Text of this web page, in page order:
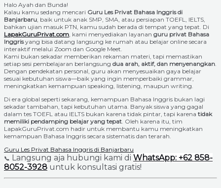
Halo Ayah dan Bunda!
Kalau kamu sedang mencari Guru Les Privat Bahasa Inggris di
Banjarbaru , baik untuk anak SMP, SMA, atau persiapan TOEFL, IELTS,
bahkan ujian masuk PTN, kamu sudah berada di tempat yang tepat. Di
LapakGuruPrivat.com , kami menyediakan layanan guru privat Bahasa
Inggrisyang bisa datang langsung ke rumah atau belajar online secara
interaktif melalui Zoom dan Google Meet.
Kami bukan sekadar memberikan rekaman materi, tapi memastikan
setiap sesi pembelajaran berlangsung dua arah, aktif, dan menyenangkan
Dengan pendekatan personal, guru akan menyesuaikan gaya belajar
sesuai kebutuhan siswa—baik yang ingin memperbaiki grammar,
meningkatkan kemampuan speaking, listening, maupun writing.
Di era global seperti sekarang, kemampuan Bahasa Inggris bukan lagi
sekadar tambahan, tapi kebutuhan utama. Banyak siswa yang gagal
dalam tes TOEFL atau IELTS bukan karena tidak pintar, tapi karena tidak
memiliki pendamping belajar yang tepat . Oleh karena itu, tim
LapakGuruPrivat.com hadir untuk membantu kamu meningkatkan
kemampuan Bahasa Inggris secara sistematis dan terarah.
Guru Les Privat Bahasa Inggris di Banjarbaru
📞 Langsung aja hubungi kami di WhatsApp: +62 858-
8052-3928 untuk konsultasi gratis!